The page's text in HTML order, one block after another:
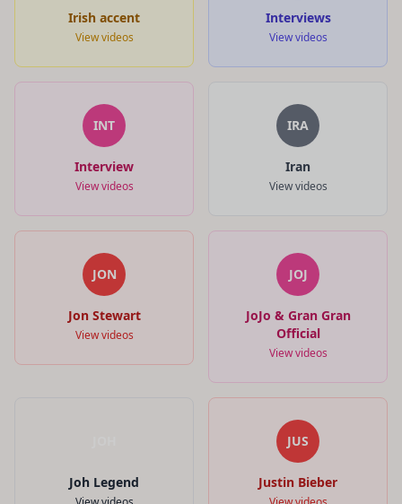
Irish accent
View videos
Interviews
View videos
INT
Interview
View videos
IRA
Iran
View videos
JON
Jon Stewart
View videos
JOJ
JoJo & Gran Gran
Official
View videos
Joh Legend
JUS
Justin Bieber